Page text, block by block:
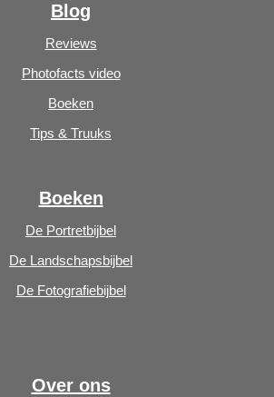
Blog
Reviews
Photofacts video
Boeken
Tips & Truuks
Boeken
De Portretbijbel
De Landschapsbijbel
De Fotografiebijbel
Over ons